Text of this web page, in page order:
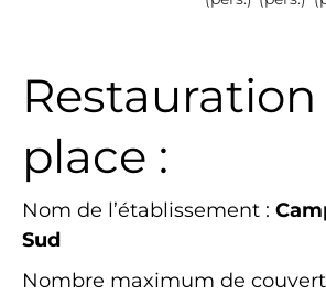
place :
Nom de l’établissement :
Sud
Nombre maximum de